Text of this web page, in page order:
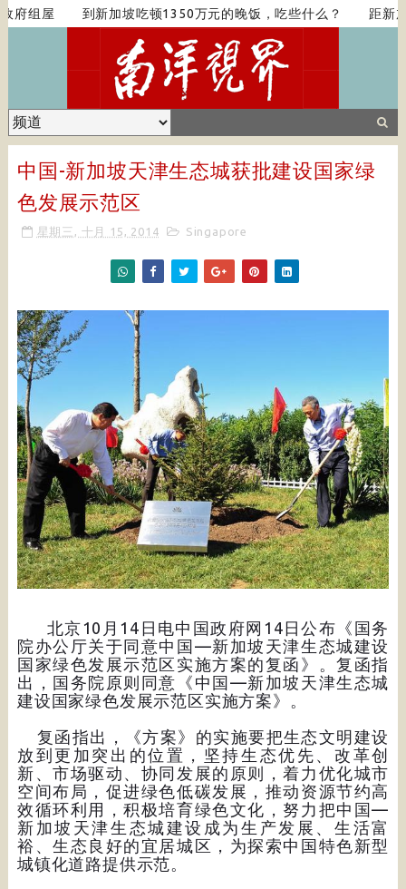
府组屋 到新加坡吃顿1350万元的晚饭，吃些什么？ 距新
中国-新加坡天津生态城获批建设国家绿
色发展示范区
星期三, 十月 15, 2014 Singapore
北京10月14日电中国政府网14日公布《国务
院办公厅关于同意中国—新加坡天津生态城建设
国家绿色发展示范区实施方案的复函》。复函指
出，国务院原则同意《中国—新加坡天津生态城
建设国家绿色发展示范区实施方案》。
复函指出，《方案》的实施要把生态文明建设
放到更加突出的位置，坚持生态优先、改革创
新、市场驱动、协同发展的原则，着力优化城市
空间布局，促进绿色低碳发展，推动资源节约高
效循环利用，积极培育绿色文化，努力把中国—
新加坡天津生态城建设成为生产发展、生活富
裕、生态良好的宜居城区，为探索中国特色新型
城镇化道路提供示范。